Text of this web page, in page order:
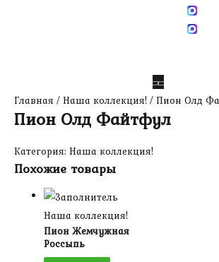
Главная / Наша коллекция! / Пион Олд
Пион Олд Файтфул
Категория: Наша коллекция!
Похожие товары
Наша коллекция!
Пион Жемчужная
Россыпь